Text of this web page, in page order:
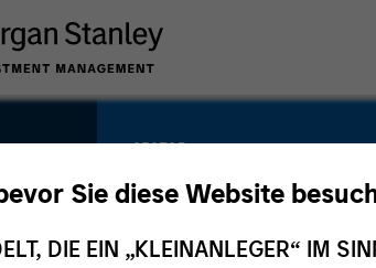
Sie diese Website
DIE EIN „KLEINANLEGER“ IM
SECTOR
Infrastructure